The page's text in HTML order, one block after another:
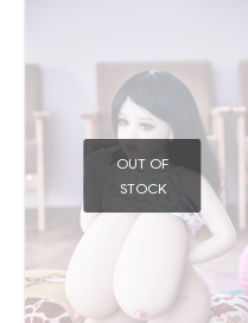
OUT OF
STOCK